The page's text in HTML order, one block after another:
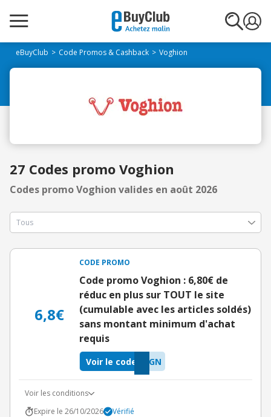
eBuyClub Code Promos & Cashback Voghion
27 Codes promo Voghion
Codes promo Voghion valides en août 2026
6,8€
CODE PROMO
Code promo Voghion : 6,80€ de
réduc en plus sur TOUT le site
(cumulable avec les articles soldés)
sans montant minimum d'achat
requis
7GN
Voir le code
Voir les conditions
Expire le 26/10/2026
Vérifié